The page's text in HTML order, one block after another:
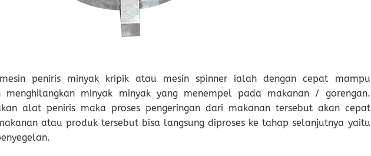
peniris minyak kripik atau mesin spinner ialah dengan cepat mampu
menghilangkan minyak minyak yang menempel pada makanan / gorengan.
alat peniris maka proses pengeringan dari makanan tersebut akan cepat
atau produk tersebut bisa langsung diproses ke tahap selanjutnya yaitu